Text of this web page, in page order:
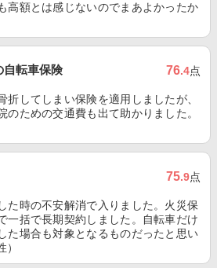
高額とは感じないのでまあよかったか
自転車保険 76.4点
折してしまい保険を適用しましたが、
のための交通費も出て助かりました。
75.9点
た時の不安解消で入りました。火災保
一括で長期契約しました。自転車だけ
た場合も対象となるものだったと思い